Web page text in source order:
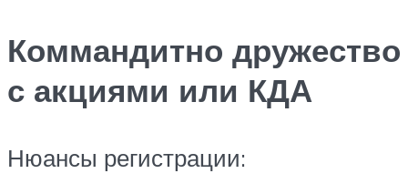
Коммандитно дружество
с акциями или КДА
Нюансы регистрации: